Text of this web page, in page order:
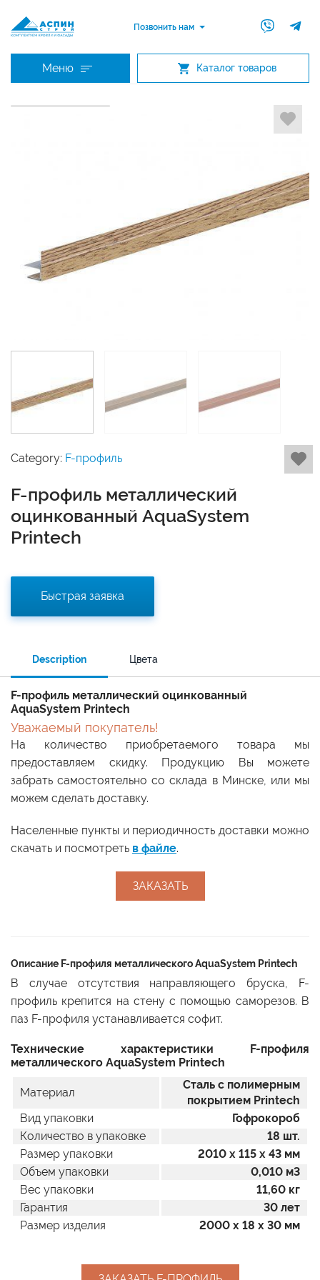
Позвонить нам
Меню Каталог товаров
Category: F-профиль
F-профиль металлический
оцинкованный AquaSystem
Printech
Быстрая заявка
Description Цвета
F-профиль металлический оцинкованный
AquaSystem Printech
Уважаемый покупатель!
На количество приобретаемого товара мы
предоставляем скидку. Продукцию Вы можете
забрать самостоятельно со склада в Минске, или мы
можем сделать доставку.
Населенные пункты и периодичность доставки можно
скачать и посмотреть в файле.
ЗАКАЗАТЬ
Описание F-профиля металлического AquaSystem Printech
В случае отсутствия направляющего бруска, F-
профиль крепится на стену с помощью саморезов. В
паз F-профиля устанавливается софит.
Технические характеристики F-профиля
металлического AquaSystem Printech
Материал
Сталь с полимерным
покрытием Printech
Вид упаковки
Гофрокороб
Количество в упаковке
18 шт.
Размер упаковки
2010 x 115 x 43 мм
Объем упаковки
0,010 м3
Вес упаковки
11,60 кг
Гарантия
30 лет
Размер изделия
2000 х 18 х 30 мм